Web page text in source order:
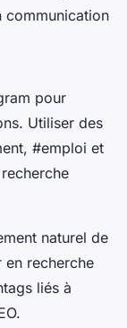
communication
pour
Utiliser des
#emploi et
naturel de
en recherche
liés à